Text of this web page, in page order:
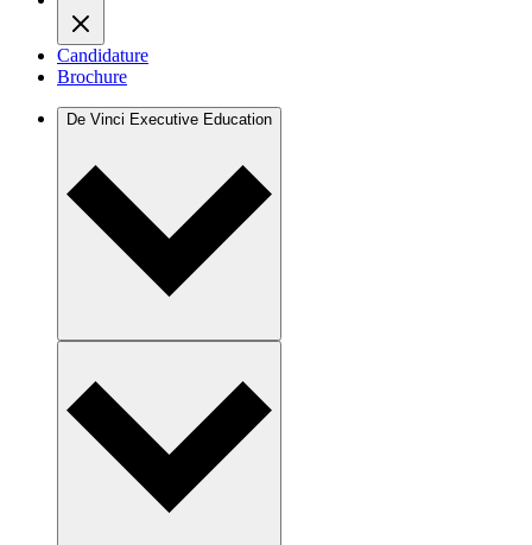
Candidature
Brochure
De Vinci Executive Education